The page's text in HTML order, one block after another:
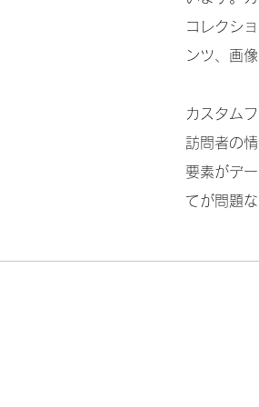
コレクシ
ンツ、画
カスタム
訪問者の
要素がデ
てが問題